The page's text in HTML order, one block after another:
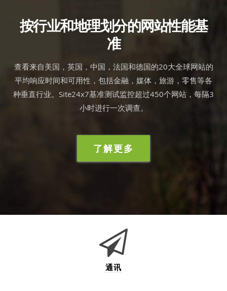
按行业和地理划分的网站性能基
准
查看来自美国，英国，中国，法国和德国的20大全球网站的
平均响应时间和可用性，包括金融，媒体，旅游，零售等各
种垂直行业。Site24x7基准测试监控超过450个网站，每隔3
小时进行一次调查。
了解更多
通讯